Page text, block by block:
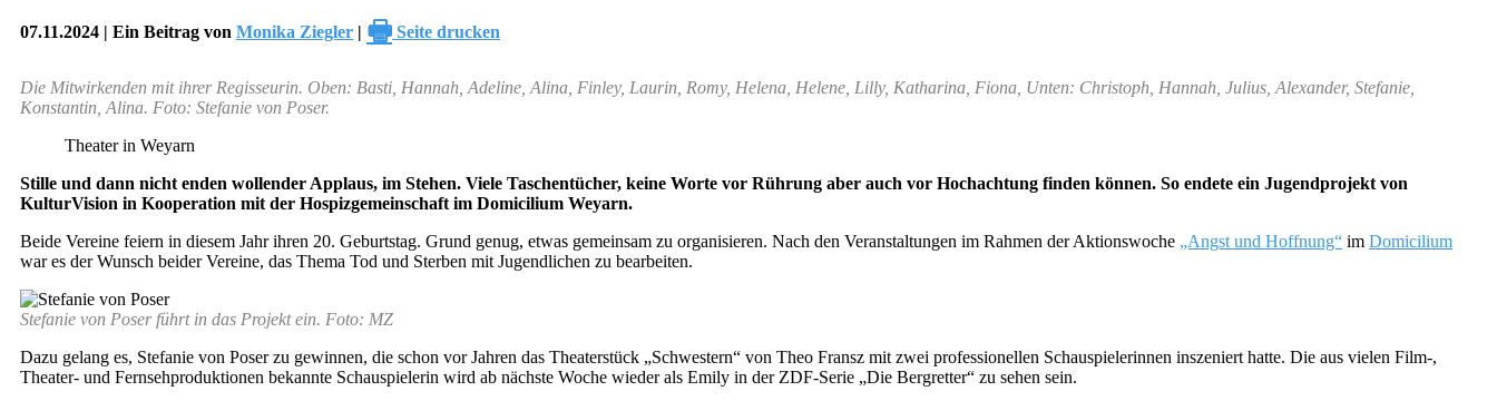
07.11.2024 | Ein Beitrag von Monika Ziegler | 🖶 Seite drucken
Die Mitwirkenden mit ihrer Regisseurin. Oben: Basti, Hannah, Adeline, Alina, Finley, Laurin, Romy, Helena, Helene, Lilly, Katharina, Fiona, Unten: Christoph, Hannah, Julius, Alexander, Stefanie,
Konstantin, Alina. Foto: Stefanie von Poser.
Theater in Weyarn
Stille und dann nicht enden wollender Applaus, im Stehen. Viele Taschentücher, keine Worte vor Rührung aber auch vor Hochachtung finden können. So endete ein Jugendprojekt von
KulturVision in Kooperation mit der Hospizgemeinschaft im Domicilium Weyarn.
Beide Vereine feiern in diesem Jahr ihren 20. Geburtstag. Grund genug, etwas gemeinsam zu organisieren. Nach den Veranstaltungen im Rahmen der Aktionswoche „Angst und Hoffnung“ im Domicilium
war es der Wunsch beider Vereine, das Thema Tod und Sterben mit Jugendlichen zu bearbeiten.
Stefanie von Poser führt in das Projekt ein. Foto: MZ
Dazu gelang es, Stefanie von Poser zu gewinnen, die schon vor Jahren das Theaterstück „Schwestern“ von Theo Fransz mit zwei professionellen Schauspielerinnen inszeniert hatte. Die aus vielen Film-,
Theater- und Fernsehproduktionen bekannte Schauspielerin wird ab nächste Woche wieder als Emily in der ZDF-Serie „Die Bergretter“ zu sehen sein.